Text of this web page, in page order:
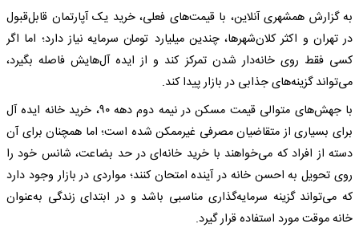
به گزارش همشهری آنلاین، با قیمت‌های فعلی، خرید یک آپارتمان قابل‌قبول
در تهران و اکثر کلان‌شهرها، چندین میلیارد تومان سرمایه نیاز دارد؛ اما اگر
کسی فقط روی خانه‌دار شدن تمرکز کند و از ایده آل‌هایش فاصله بگیرد،
می‌تواند گزینه‌های جذابی در بازار پیدا کند.
با جهش‌های متوالی قیمت مسکن در نیمه دوم دهه ۹۰، خرید خانه ایده آل
برای بسیاری از متقاضیان مصرفی غیرممکن شده است؛ اما همچنان برای آن
دسته از افراد که می‌خواهند با خرید خانه‌ای در حد بضاعت، شانس خود را
روی تحویل به احسن خانه در آینده امتحان کنند؛ مواردی در بازار وجود دارد
که می‌تواند گزینه سرمایه‌گذاری مناسبی باشد و در ابتدای زندگی به‌عنوان
خانه موقت مورد استفاده قرار گیرد.